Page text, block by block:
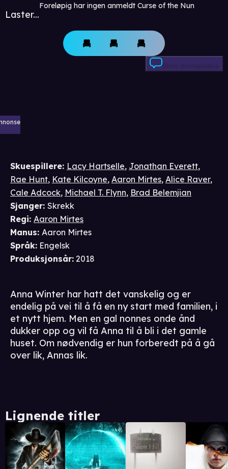
Laster...
Foreløpig har ingen anmeldt Curse of the Nun
Skriv anmeldelse
Skuespillere: Lacy Hartselle, Jonathan Everett,
Rae Hunt, Kate Kilcoyne, Aaron Mirtes, Alice Raver,
Cale Adcock, Michael T. Flynn, Brad Belemjian
Sjanger: Skrekk
Regi: Aaron Mirtes
Manus: Aaron Mirtes
Språk: Engelsk
Produksjonsår: 2018
Anna Winter har hatt det vanskelig og er
endelig på vei til å få en ny start med familien, i
et nytt hjem. Men en gal nonnes onde ånd
dukker opp og vil få Anna til å bli i det gamle
huset. Om nødvendig er hun forberedt på å gå
over lik, Annas lik.
Lignende titler